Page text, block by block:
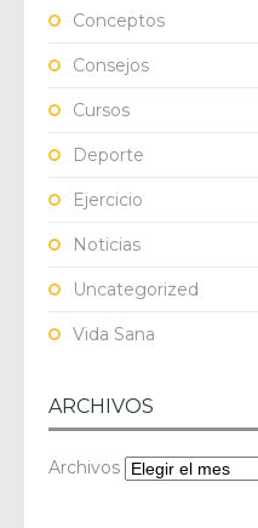
Conceptos
Consejos
Cursos
Deporte
Ejercicio
Noticias
Uncategorized
Vida Sana
ARCHIVOS
Archivos